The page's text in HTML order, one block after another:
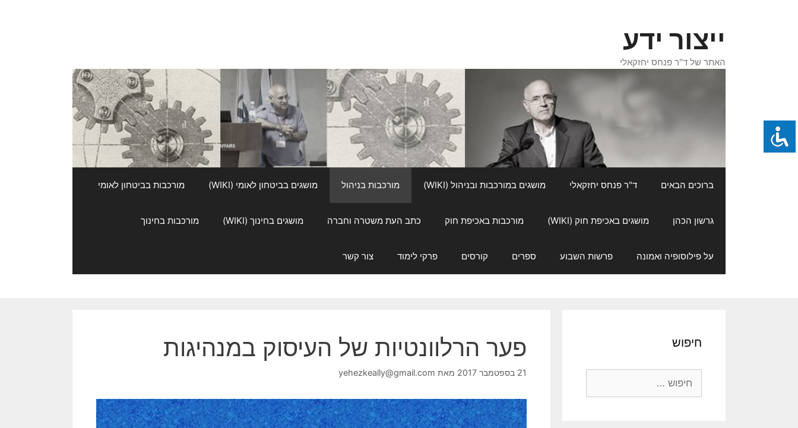
ייצור ידע
האתר של ד"ר פנחס יחזקאלי
ברוכים הבאים ד"ר פנחס יחזקאלי מושגים במורכבות ובניהול (WIKI) מורכבות בניהול מושגים בביטחון לאומי (WIKI) מורכבות בביטחון לאומי
גרשון הכהן מושגים באכיפת חוק (WIKI) מורכבות באכיפת חוק כתב העת משטרה וחברה מושגים בחינוך (WIKI) מורכבות בחינוך
על פילוסופיה ואמונה פרשות השבוע ספרים קורסים פרקי לימוד צור קשר
פער הרלוונטיות של העיסוק במנהיגות
21 בספטמבר 2017 מאת yehezkeally@gmail.com
חיפוש